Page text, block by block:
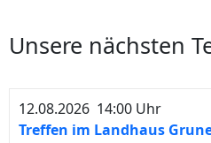
Unsere nächsten
12.08.2026 14:00 Uhr
Treffen im Landhaus